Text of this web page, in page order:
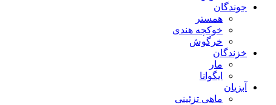
جوندگان
همستر
خوکچه هندی
خرگوش
خزندگان
مار
ایگوانا
آبزیان
ماهی تزئینی